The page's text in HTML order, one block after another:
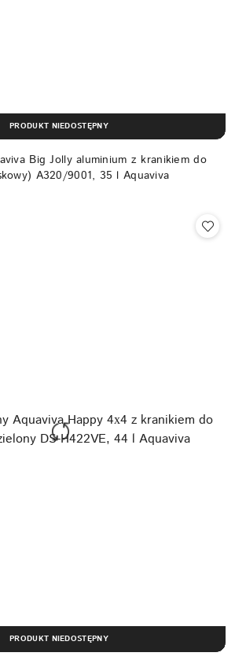
Big Jolly aluminium z kranikiem do
A320/9001, 35 l Aquaviva
PRODUKT NIEDOSTĘPNY
PRODUKT NIEDOSTĘPNY